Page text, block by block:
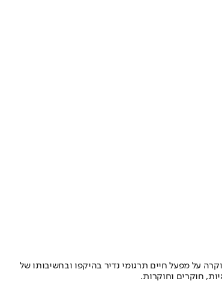
על מפעל חיים תרגומי נדיר בהיקפו ובחשיבותו של
חוקרים וחוקרות.